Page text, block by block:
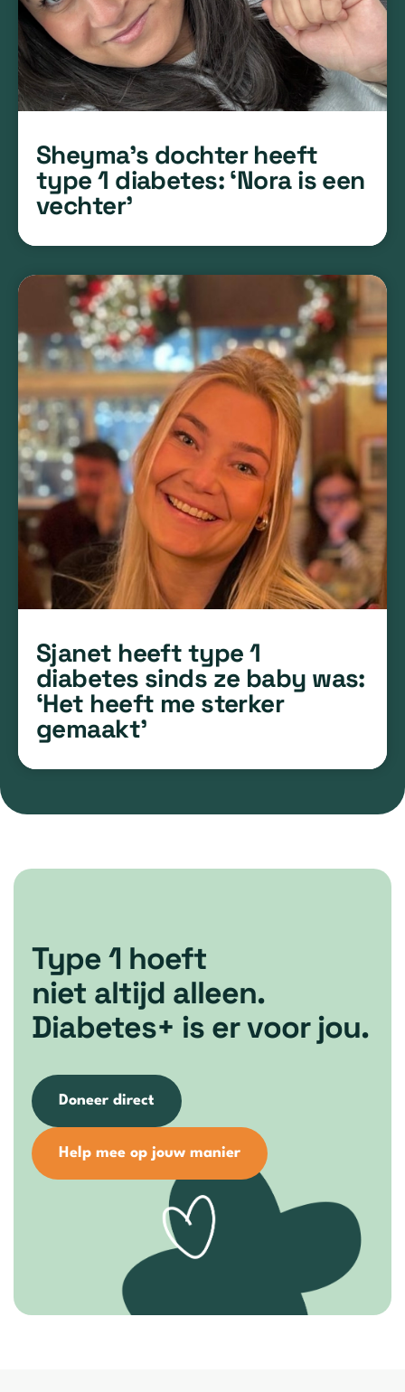
Sheyma’s dochter heeft
type 1 diabetes: ‘Nora is een
vechter’
Sjanet heeft type 1
diabetes sinds ze baby was:
‘Het heeft me sterker
gemaakt’
Type 1 hoeft
niet altijd alleen.
Diabetes+ is er voor jou.
Doneer direct
Help mee op jouw manier